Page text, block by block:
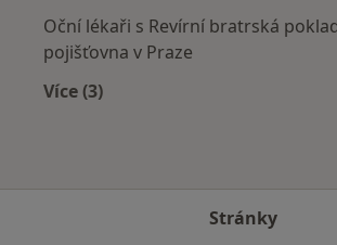
Oční lékaři s Revírní bratrská
pojišťovna v Praze
Více (3)
Stránky